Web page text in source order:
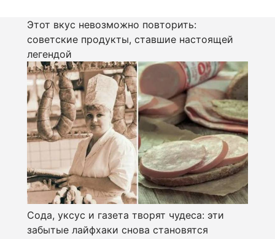
Этот вкус невозможно повторить:
советские продукты, ставшие настоящей
легендой
Сода, уксус и газета творят чудеса: эти
забытые лайфхаки снова становятся